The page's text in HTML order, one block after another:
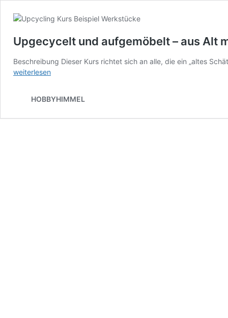
Upgecycelt und aufgemöbelt – aus Alt
Beschreibung Dieser Kurs richtet sich an alle, die ein „altes
weiterlesen
HOBBYHIMMEL